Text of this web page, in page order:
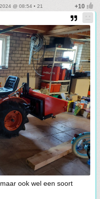
@ 08:54 • 21
ook wel een soort